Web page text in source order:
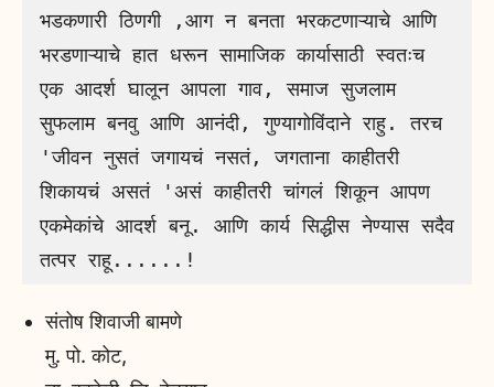
भडकणारी ठिणगी ,आग न बनता भरकटणाऱ्याचे आणि
भरडणाऱ्याचे हात धरून सामाजिक कार्यासाठी स्वतःच
एक आदर्श घालून आपला गाव, समाज सुजलाम
सुफलाम बनवु आणि आनंदी, गुण्यागोविंदाने राहु. तरच
'जीवन नुसतं जगायचं नसतं, जगताना काहीतरी
शिकायचं असतं 'असं काहीतरी चांगलं शिकून आपण
एकमेकांचे आदर्श बनू. आणि कार्य सिद्धीस नेण्यास सदैव
तत्पर राहू......!
संतोष शिवाजी बामणे
मु. पो. कोट,